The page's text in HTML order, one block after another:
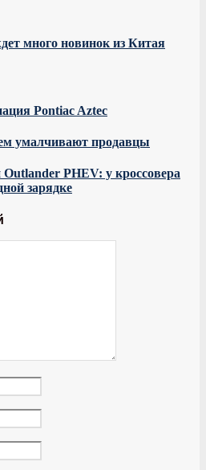
много новинок из Китая
Pontiac Aztec
умалчивают продавцы
PHEV: у кроссовера
зарядке